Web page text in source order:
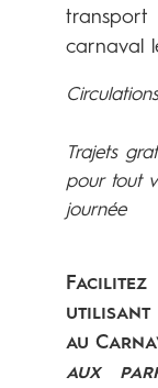
carnaval
Trajets
pour tout
journée
utilisant
au
aux